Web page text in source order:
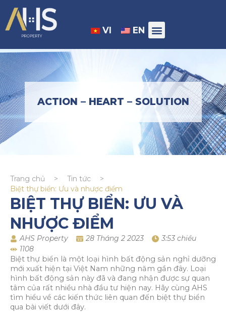
VI EN
ACTION – HEART – SOLUTION
Trang chủ > Tin tức
>
Biệt thự biển: Ưu và nhược điểm
BIỆT THỰ BIỂN: ƯU VÀ
NHƯỢC ĐIỂM
AHS Property 28 Tháng 2 2023
3:53 chiều
1108
Biệt thự biển là một loại hình bất động sản nghỉ dưỡng
mới xuất hiện tại Việt Nam những năm gần đây. Loại
hình bất động sản này đã và đang nhận được sự quan
tâm của rất nhiều nhà đầu tư hiện nay. Hãy cùng AHS
tìm hiểu về các kiến thức liên quan đến biệt thự biển
qua bài viết dưới đây.